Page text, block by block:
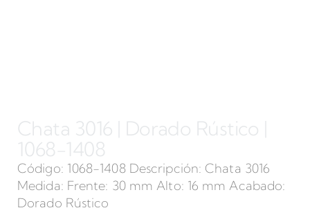
Chata 3016 | Dorado Rústico |
1068-1408
Código: 1068-1408 Descripción: Chata 3016
Medida: Frente: 30 mm Alto: 16 mm Acabado:
Dorado Rústico